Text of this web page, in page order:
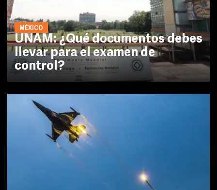
MÉXICO
UNAM: ¿Qué documentos debes
llevar para el examen de
control?